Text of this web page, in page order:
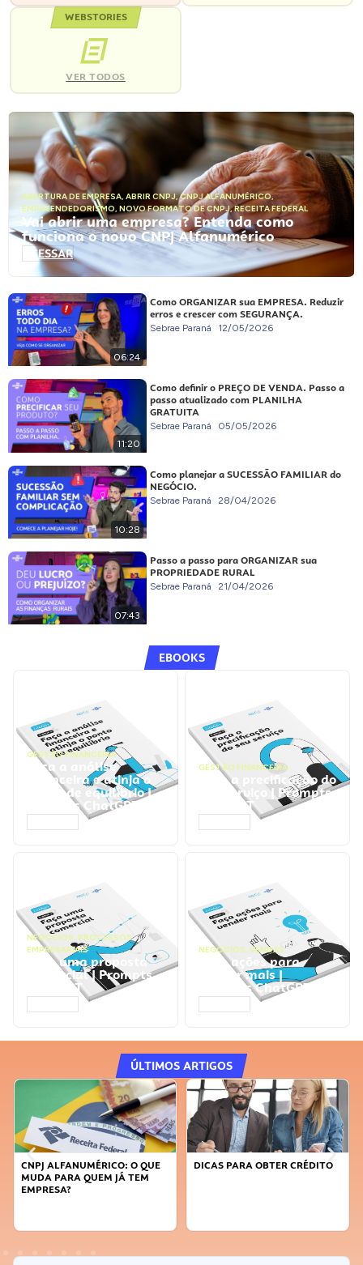
WEBSTORIES
VER TODOS
ABERTURA DE EMPRESA, ABRIR CNPJ,CNPJ ALFANUMÉRICO,
EMPREENDEDORISMO, NOVO FORMATO DE CNPJ,RECEITA FEDERAL
Vai abrir uma empresa? Entenda como
funciona o novo CNPJ Alfanumérico
ACESSAR
06:24
Como ORGANIZAR sua EMPRESA. Reduzir
erros e crescer com SEGURANÇA.
Sebrae Paraná 12/05/2026
11:20
Como definir o PREÇO DE VENDA. Passo a
passo atualizado com PLANILHA
GRATUITA
Sebrae Paraná 05/05/2026
10:28
Como planejar a SUCESSÃO FAMILIAR do
NEGÓCIO.
Sebrae Paraná 28/04/2026
07:43
Passo a passo para ORGANIZAR sua
PROPRIEDADE RURAL
Sebrae Paraná 21/04/2026
EBOOKS
GESTÃO FINANCEIRA
Faça a análise
financeira e atinja o
ponto de equilíbrio |
Prompts ChatGPT
GESTÃO FINANCEIRA
Faça a precificação do
seu serviço | Prompts
ChatGPT
NEGÓCIOS, PROCESSOS
EMPRESARIAIS
Faça uma proposta
comercial | Prompts
ChatGPT
NEGÓCIOS, VENDAS
Faça ações para
vender mais |
Prompts ChatGPT
ÚLTIMOS ARTIGOS
CNPJ ALFANUMÉRICO: O QUE
MUDA PARA QUEM JÁ TEM
EMPRESA?
DICAS PARA OBTER CRÉDITO